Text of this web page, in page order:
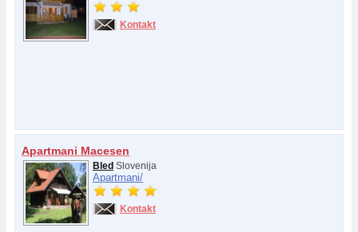
Kontakt
Apartmani Macesen
Bled Slovenija
Apartmani/
Kontakt